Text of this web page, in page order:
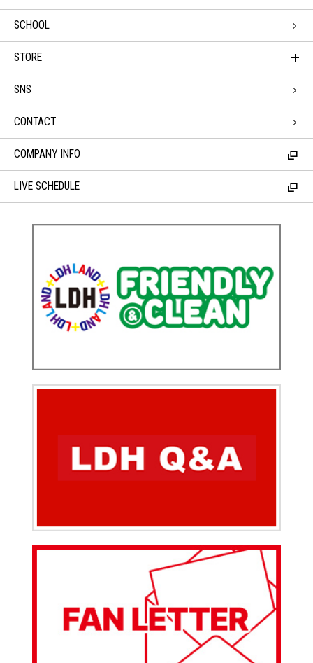
SCHOOL
STORE
SNS
CONTACT
COMPANY INFO
LIVE SCHEDULE